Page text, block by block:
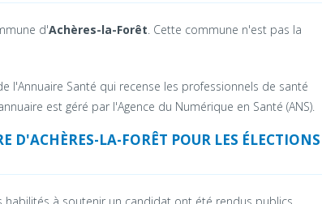
d'Achères-la-Forêt. Cette commune n'est pas la
l'Annuaire Santé qui recense les professionnels de santé
est géré par l'Agence du Numérique en Santé (ANS).
D'ACHÈRES-LA-FORÊT POUR LES ÉLECTIONS